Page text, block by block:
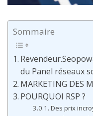
Sommaire
du Panel réseaux
MARKETING DES
POURQUOI RSP ?
Des prix